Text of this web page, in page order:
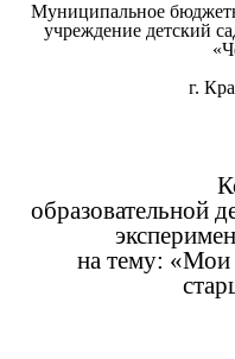
Муниципальное
учреждение детский
г.
образовательной
на тему: